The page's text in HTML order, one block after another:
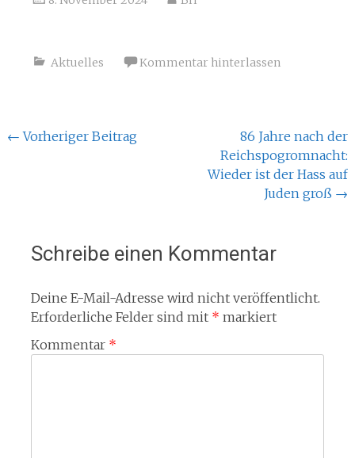
Aktuelles Kommentar hinterlassen
Beitragsnavigation
← Vorheriger Beitrag
86 Jahre nach der
Reichspogromnacht:
Wieder ist der Hass auf
Juden groß →
Schreibe einen Kommentar
Deine E-Mail-Adresse wird nicht veröffentlicht.
Erforderliche Felder sind mit * markiert
Kommentar *